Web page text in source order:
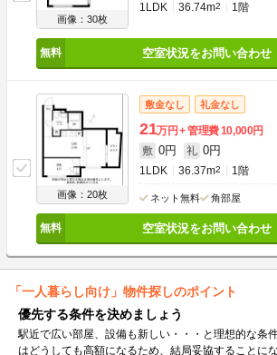
画像：30枚
1LDK 36.74m2 1階
空室状況をお問い合わせ
画像：20枚
敷金なし 礼金なし
21万円 管理費10,000円
敷 0円 礼 0円
1LDK 36.37m2 1階
ネット無料 角部屋
空室状況をお問い合わせ
「一人暮らし向け」物件探しのポイント
優先する条件を決めましょう
駅近で広い部屋、設備も新しい・・・と理想的な条
はどうしても高額になるため、結局妥協することにな